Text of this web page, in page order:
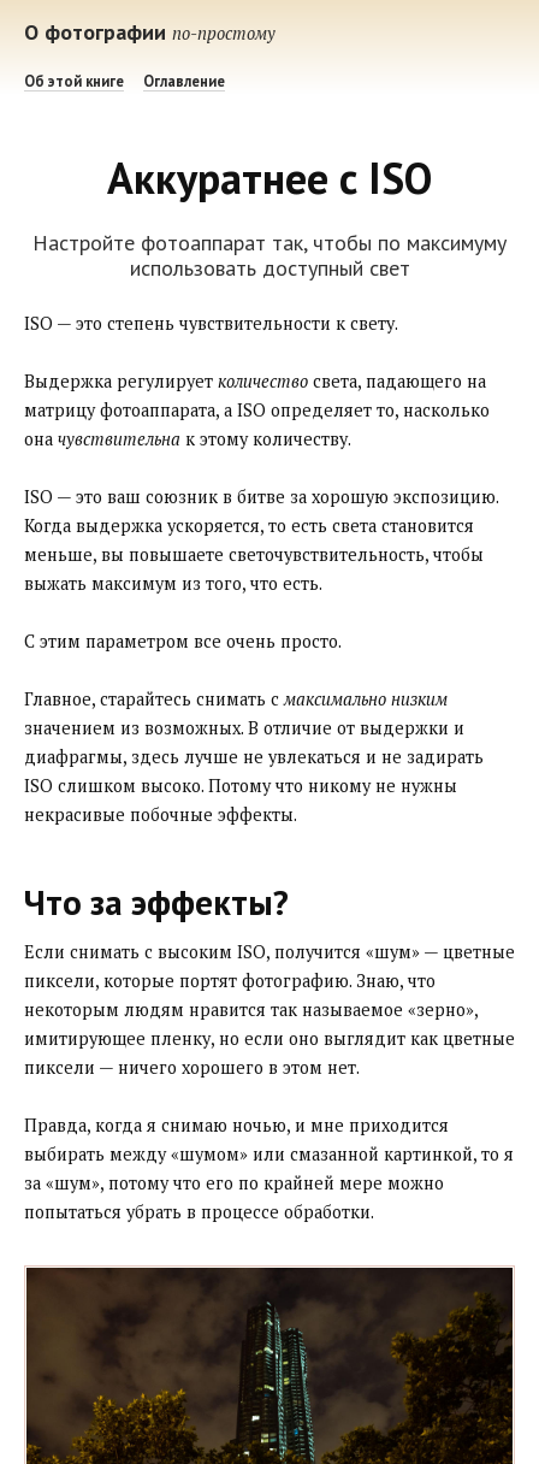
О фотографии по-простому
Об этой книге Оглавление
Аккуратнее с ISO
Настройте фотоаппарат так, чтобы по максимуму
использовать доступный свет
ISO — это степень чувствительности к свету.
Выдержка регулирует количество света, падающего на
матрицу фотоаппарата, а ISO определяет то, насколько
она чувствительна к этому количеству.
ISO — это ваш союзник в битве за хорошую экспозицию.
Когда выдержка ускоряется, то есть света становится
меньше, вы повышаете светочувствительность, чтобы
выжать максимум из того, что есть.
С этим параметром все очень просто.
Главное, старайтесь снимать смаксимально низким
значением из возможных. В отличие от выдержки и
диафрагмы, здесь лучше не увлекаться и не задирать
ISO слишком высоко. Потому что никому не нужны
некрасивые побочные эффекты.
Что за эффекты?
Если снимать с высоким ISO, получится «шум» — цветные
пиксели, которые портят фотографию. Знаю, что
некоторым людям нравится так называемое «зерно»,
имитирующее пленку, но если оно выглядит как цветные
пиксели — ничего хорошего в этом нет.
Правда, когда я снимаю ночью, и мне приходится
выбирать между «шумом» или смазанной картинкой, то я
за «шум», потому что его по крайней мере можно
попытаться убрать в процессе обработки.